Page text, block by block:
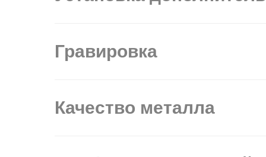
Гравировка
Качество металла